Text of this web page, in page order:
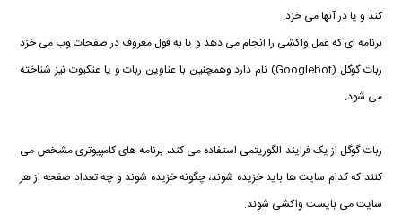
کند و یا در آنها می خزد.
برنامه ای که عمل واکشی را انجام می دهد و یا به قول معروف در صفحات وب می خزد
ربات گوگل (Googlebot) نام دارد وهمچنین با عناوین ربات و یا عنکبوت نیز شناخته
می شود.
ربات گوگل از یک فرایند الگوریتمی استفاده می کند، برنامه های کامپیوتری مشخص می
کنند که کدام سایت ها باید خزیده شوند، چگونه خزیده شوند و چه تعداد صفحه از هر
سایت می بایست واکشی شوند.